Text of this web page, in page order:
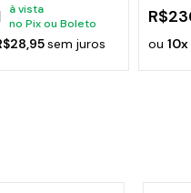
à vista
no Pix ou Boleto
sem juros ou 10x